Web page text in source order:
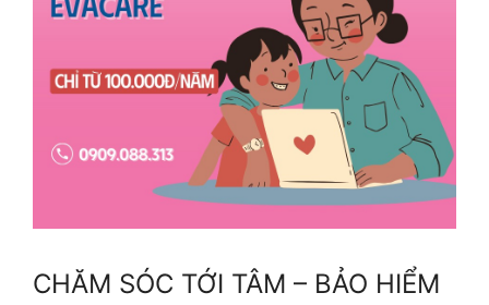
CHĂM SÓC TỚI TÂM – BẢO HIỂM